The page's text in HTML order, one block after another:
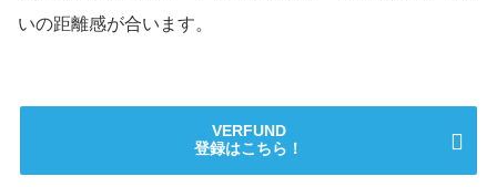
いの距離感が合います。
VERFUND
登録はこちら！